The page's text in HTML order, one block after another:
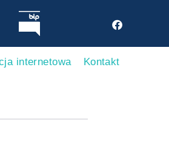
internetowa Kontakt